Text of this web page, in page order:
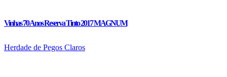
Vinhas 70 Anos Reserva Tinto 2017 MAGNUM
Herdade de Pegos Claros